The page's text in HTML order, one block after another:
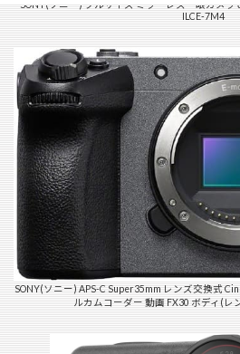
SONY(ソニー) フルサイズ ミラーレス一眼カメラ
ILCE-7M4
SONY(ソニー) APS-C Super35mm レンズ交換式
ルカムコーダー 動画 FX30 ボディ(レ